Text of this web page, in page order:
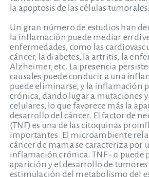
la apoptosis de las células tumorales.
Un gran número de estudios han
la inflamación puede mediar en
enfermedades, como las
cáncer, la diabetes, la artritis, la
Alzheimer, etc. La presencia
causales puede conducir a una
puede eliminarse, y la inflamación
crónica, dando lugar a mutaciones
celulares, lo que favorece más la
desarrollo del cáncer. El factor de
(TNF) es una de las citoquinas
importantes. El microambiente
cáncer de mama se caracteriza por
inflamación crónica. TNF - α puede
aparición y el desarrollo de
estimulación del metabolismo del